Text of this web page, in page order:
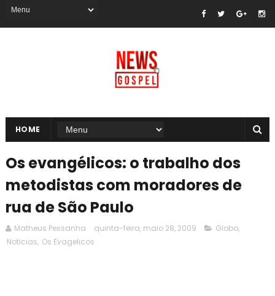
HOME
Os evangélicos: o trabalho dos
metodistas com moradores de
rua de São Paulo
Matheus Pessanha quinta-feira, maio 28, 2009 Globo,
Noticias, Os Evagelicos